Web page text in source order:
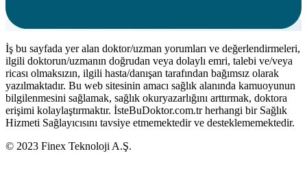
İş bu sayfada yer alan doktor/uzman yorumları ve değerlendirmeleri,
ilgili doktorun/uzmanın doğrudan veya dolaylı emri, talebi ve/veya
ricası olmaksızın, ilgili hasta/danışan tarafından bağımsız olarak
yazılmaktadır. Bu web sitesinin amacı sağlık alanında kamuoyunun
bilgilenmesini sağlamak, sağlık okuryazarlığını arttırmak, doktora
erişimi kolaylaştırmaktır. İsteBuDoktor.com.tr herhangi bir Sağlık
Hizmeti Sağlayıcısını tavsiye etmemektedir ve desteklememektedir.
© 2023 Finex Teknoloji A.Ş.